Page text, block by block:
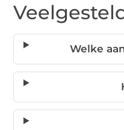
Welke